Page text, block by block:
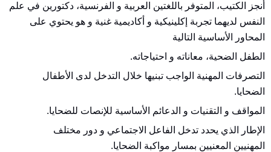
أنجز الكتيب، المتوفر باللغتين العربية و الفرنسية، دكتورين في علم
النفس لديهما تجربة إكلينيكية و أكاديمية غنية و هو يحتوي على
المحاور الأساسية التالية
الطفل الضحية، معاناته و احتياجاته.
التصرفات المهنية الواجب تبنيها خلال التدخل لدى الأطفال
الضحايا.
المواقف و التقنيات و الدعائم الأساسية للإنصات للضحايا.
الإطار الذي يحدد تدخل الفاعل الاجتماعي و دور مختلف
المهنيين المعنيين بمسار مواكبة الضحايا.